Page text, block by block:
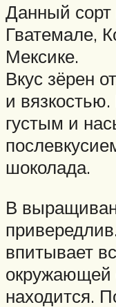
Данный
Гватемале,
Мексике.
Вкус зёрен
и
густым и
шоколада.
В
впитывает
окружающей
находится.